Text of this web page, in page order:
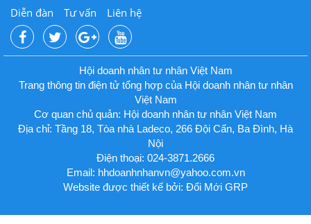
Diễn đàn
Tư vấn Liên hệ
Hội doanh nhân tư nhân Việt Nam
Trang thông tin điện tử tổng hợp của Hội doanh nhân tư nhân
Việt Nam
Cơ quan chủ quản: Hội doanh nhân tư nhân Việt Nam
Địa chỉ: Tầng 18, Tòa nhà Ladeco, 266 Đội Cấn, Ba Đình, Hà
Nội
Điện thoại: 024-3871.2666
Email: hhdoanhnhanvn@yahoo.com.vn
Website được thiết kế bởi: Đổi Mới GRP